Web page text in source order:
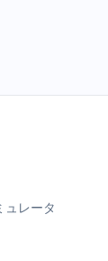
ュレータ